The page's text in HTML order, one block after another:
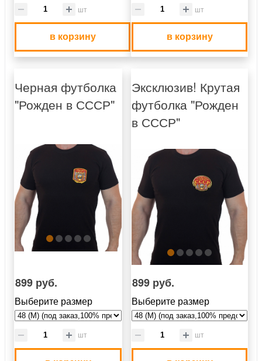
шт
в корзину
шт
в корзину
Черная футболка
"Рожден в СССР"
899 руб.
Выберите размер
шт
Эксклюзив! Крутая
футболка "Рожден
в СССР"
899 руб.
Выберите размер
шт